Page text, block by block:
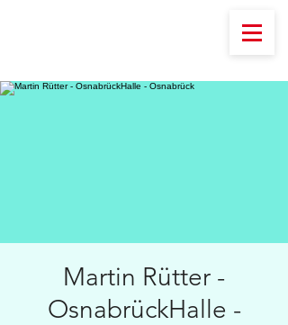
Martin Rütter -
OsnabrückHalle -